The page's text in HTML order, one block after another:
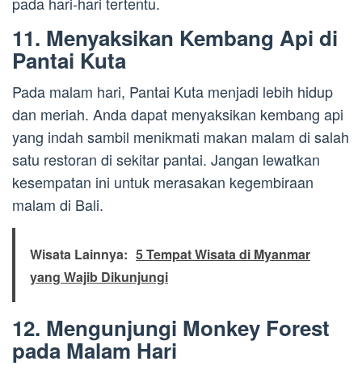
11. Menyaksikan Kembang Api di
Pantai Kuta
Pada malam hari, Pantai Kuta menjadi lebih hidup
dan meriah. Anda dapat menyaksikan kembang api
yang indah sambil menikmati makan malam di salah
satu restoran di sekitar pantai. Jangan lewatkan
kesempatan ini untuk merasakan kegembiraan
malam di Bali.
Wisata Lainnya: 5 Tempat Wisata di Myanmar
yang Wajib Dikunjungi
12. Mengunjungi Monkey Forest
pada Malam Hari